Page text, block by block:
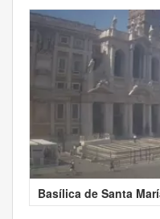
Basílica de Santa